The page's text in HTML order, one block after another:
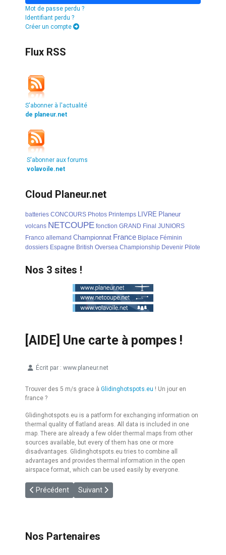
Mot de passe perdu ?
Identifiant perdu ?
Créer un compte
Flux RSS
S'abonner à l'actualité
de planeur.net
S'abonner aux forums
volavoile.net
Cloud Planeur.net
batteries CONCOURS Photos Printemps LIVRE Planeur
volcans NETCOUPE fonction GRAND Final JUNIORS
Franco allemand Championnat France Biplace Féminin
dossiers Espagne British Oversea Championship Devenir Pilote
Nos 3 sites !
[AIDE] Une carte à pompes !
Écrit par : www.planeur.net
Trouver des 5 m/s grace à Glidinghotspots.eu ! Un jour en
france ?
Glidinghotspots.eu is a patform for exchanging information on
thermal quality of flatland areas. All data is included in one
map. There are already a few older thermal maps from other
sources available, but every of them has one or more
disadvantages. Glidinghotspots.eu tries to combine all
advantages and provides thermal information in the open
airspace format, which can be used easily by everyone.
Article précédent : [METEO] Quand l'onde est là !
Précédent Article suivant : [RASP] RASP-France/Europe
Suivant
Nos Partenaires